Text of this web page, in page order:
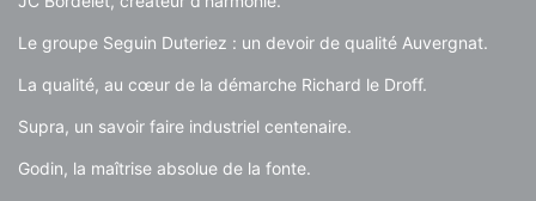
Le groupe Seguin Duteriez : un devoir de qualité Auvergnat.
La qualité, au cœur de la démarche Richard le Droff.
Supra, un savoir faire industriel centenaire.
Godin, la maîtrise absolue de la fonte.